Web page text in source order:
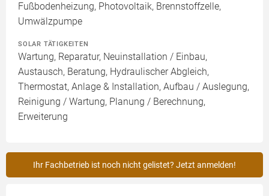
Fußbodenheizung, Photovoltaik, Brennstoffzelle,
Umwälzpumpe
SOLAR TÄTIGKEITEN
Wartung, Reparatur, Neuinstallation / Einbau,
Austausch, Beratung, Hydraulischer Abgleich,
Thermostat, Anlage & Installation, Aufbau / Auslegung,
Reinigung / Wartung, Planung / Berechnung,
Erweiterung
Ihr Fachbetrieb ist noch nicht gelistet? Jetzt anmelden!